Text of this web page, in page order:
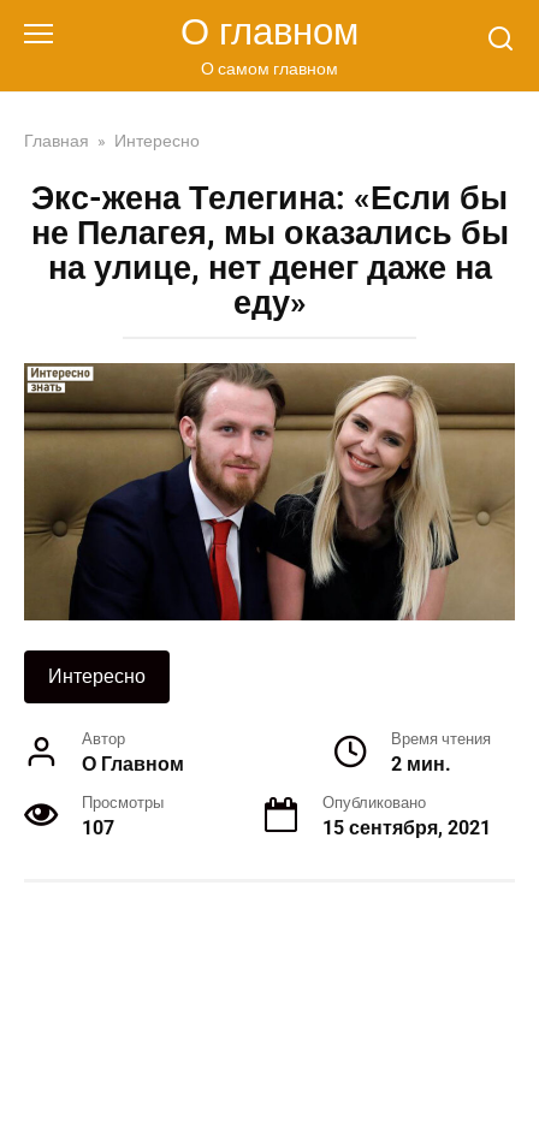
О главном
О самом главном
Главная » Интересно
Экс-жена Телегина: «Если бы
не Пелагея, мы оказались бы
на улице, нет денег даже на
еду»
Интересно
Автор
О Главном
Время чтения
2 мин.
Просмотры
107
Опубликовано
15 сентября, 2021